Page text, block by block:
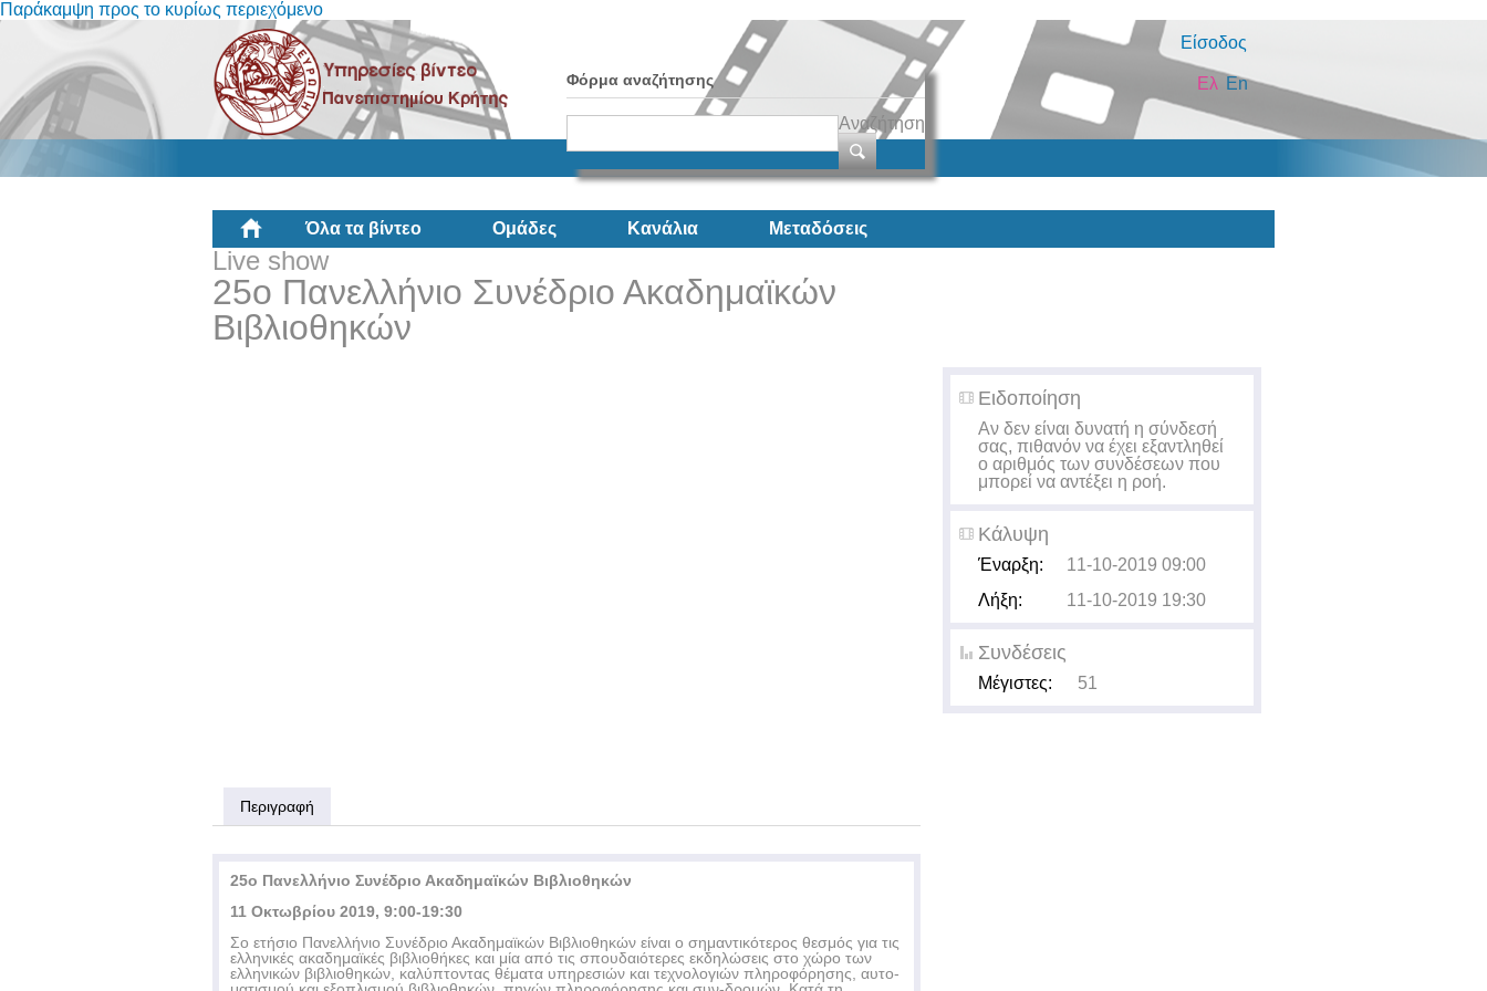
Παράκαμψη προς το κυρίως περιεχόμενο
Είσοδος
Φόρμα αναζήτησης
Αναζήτηση
En
Ελ
Όλα τα βίντεο Ομάδες Κανάλια Μεταδόσεις
Live show
25ο Πανελλήνιο Συνέδριο Ακαδημαϊκών
Βιβλιοθηκών
Περιγραφή
25ο Πανελλήνιο Συνέδριο Ακαδημαϊκών Βιβλιοθηκών
11 Οκτωβρίου 2019, 9:00-19:30
Σο ετήσιο Πανελλήνιο Συνέδριο Ακαδημαϊκών Βιβλιοθηκών είναι ο σημαντικότερος θεσμός για τις
ελληνικές ακαδημαϊκές βιβλιοθήκες και μία από τις σπουδαιότερες εκδηλώσεις στο χώρο των
ελληνικών βιβλιοθηκών, καλύπτοντας θέματα υπηρεσιών και τεχνολογιών πληροφόρησης, αυτο-
Ειδοποίηση
Aν δεν είναι δυνατή η σύνδεσή
σας, πιθανόν να έχει εξαντληθεί
ο αριθμός των συνδέσεων που
μπορεί να αντέξει η ροή.
Κάλυψη
Έναρξη:
11-10-2019 09:00
Λήξη:
11-10-2019 19:30
Συνδέσεις
Μέγιστες: 51